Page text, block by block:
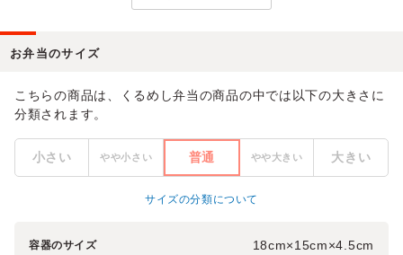
お弁当のサイズ
こちらの商品は、くるめし弁当の商品の中では以下の大きさに
分類されます。
小さい やや小さい 普通 やや大きい 大きい
サイズの分類について
容器のサイズ 18cm×15cm×4.5cm